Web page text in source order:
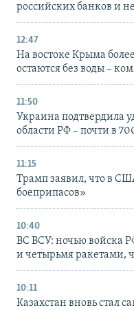
российских банков и
12:47
На востоке Крыма
остаются без воды –
11:50
Украина подтвердила
области РФ – почти в
11:15
Трамп заявил, что в
боеприпасов»
10:40
ВС ВСУ: ночью войска
и четырьмя ракетами,
10:11
Казахстан вновь стал